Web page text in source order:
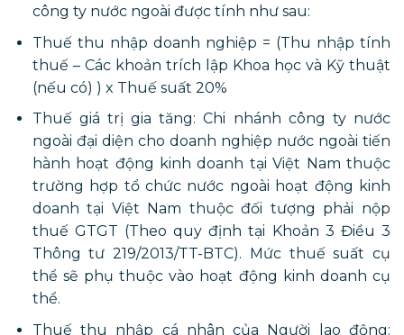
công ty nước ngoài được tính như sau:
Thuế thu nhập doanh nghiệp = (Thu nhập tính
thuế – Các khoản trích lập Khoa học và Kỹ thuật
(nếu có) ) x Thuế suất 20%
Thuế giá trị gia tăng: Chi nhánh công ty nước
ngoài đại diện cho doanh nghiệp nước ngoài tiến
hành hoạt động kinh doanh tại Việt Nam thuộc
trường hợp tổ chức nước ngoài hoạt động kinh
doanh tại Việt Nam thuộc đối tượng phải nộp
thuế GTGT (Theo quy định tại Khoản 3 Điều 3
Thông tư 219/2013/TT-BTC). Mức thuế suất cụ
thể sẽ phụ thuộc vào hoạt động kinh doanh cụ
thể.
Thuế thu nhập cá nhân của Người lao động: